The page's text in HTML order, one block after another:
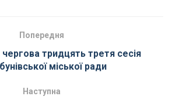
Попередня
тридцять третя сесія
міської ради
Наступна